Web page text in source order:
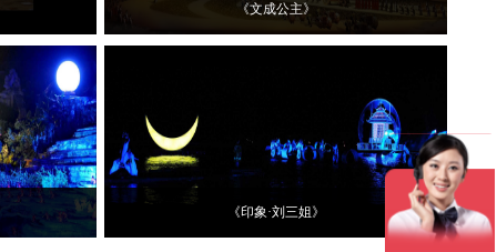
《文成公主》
《印象·刘三姐》